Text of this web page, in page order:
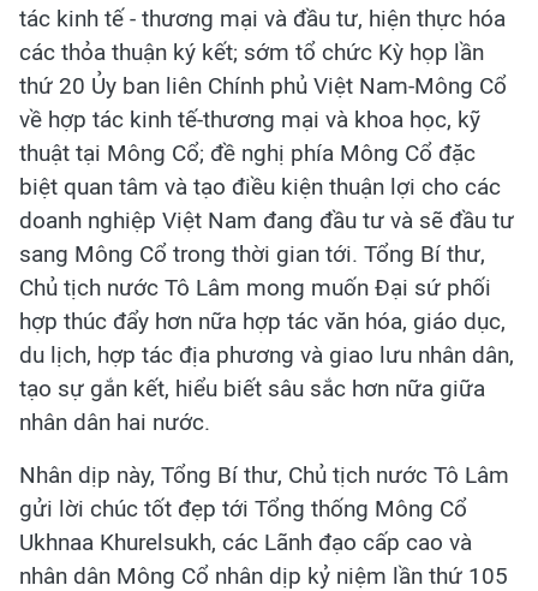
tác kinh tế - thương mại và đầu tư, hiện thực hóa
các thỏa thuận ký kết; sớm tổ chức Kỳ họp lần
thứ 20 Ủy ban liên Chính phủ Việt Nam-Mông Cổ
về hợp tác kinh tế-thương mại và khoa học, kỹ
thuật tại Mông Cổ; đề nghị phía Mông Cổ đặc
biệt quan tâm và tạo điều kiện thuận lợi cho các
doanh nghiệp Việt Nam đang đầu tư và sẽ đầu tư
sang Mông Cổ trong thời gian tới. Tổng Bí thư,
Chủ tịch nước Tô Lâm mong muốn Đại sứ phối
hợp thúc đẩy hơn nữa hợp tác văn hóa, giáo dục,
du lịch, hợp tác địa phương và giao lưu nhân dân,
tạo sự gắn kết, hiểu biết sâu sắc hơn nữa giữa
nhân dân hai nước.
Nhân dịp này, Tổng Bí thư, Chủ tịch nước Tô Lâm
gửi lời chúc tốt đẹp tới Tổng thống Mông Cổ
Ukhnaa Khurelsukh, các Lãnh đạo cấp cao và
nhân dân Mông Cổ nhân dịp kỷ niệm lần thứ 105